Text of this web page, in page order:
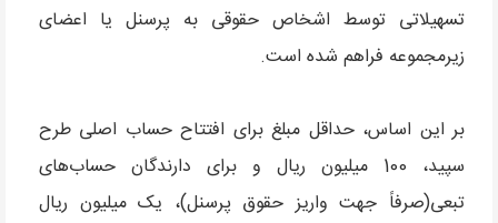
تسهیلاتی توسط اشخاص حقوقی به پرسنل یا اعضای
زیرمجموعه فراهم شده است.
بر این اساس، حداقل مبلغ برای افتتاح حساب اصلی طرح
سپید، 100 میلیون ریال و برای دارندگان حساب‌های
تبعی(صرفاً جهت واریز حقوق پرسنل)، یک میلیون ریال